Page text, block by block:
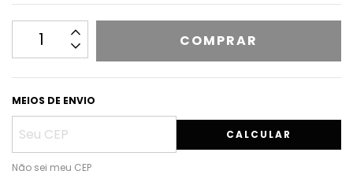
MEIOS DE ENVIO
CALCULAR
Não sei meu CEP